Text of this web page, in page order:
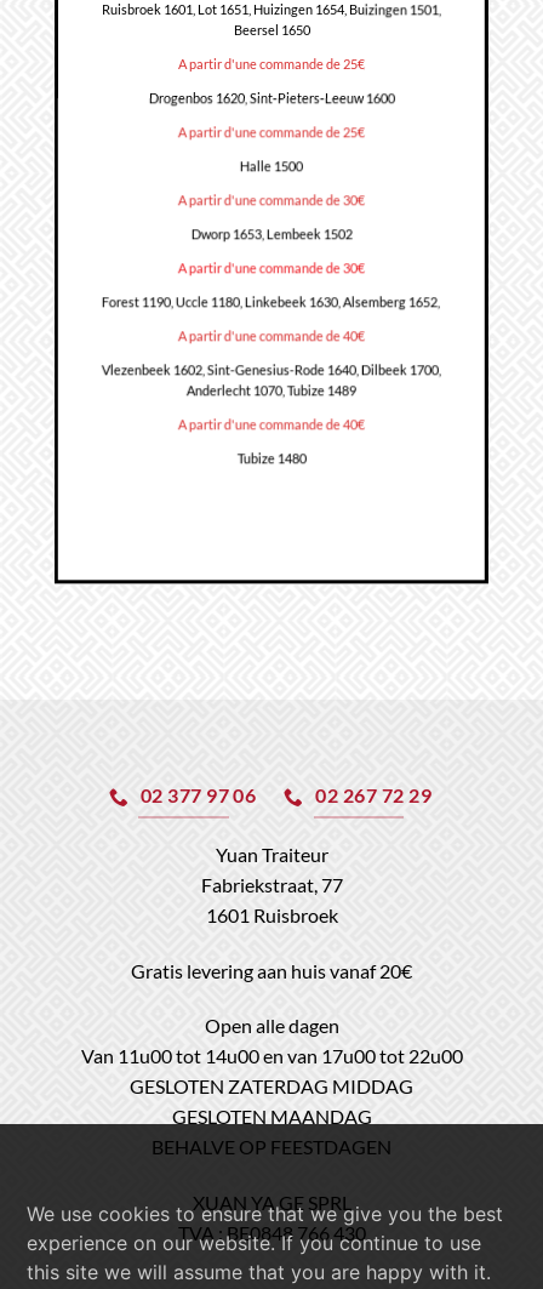
Ruisbroek 1601, Lot 1651, Huizingen 1654, Buizingen 1501,
Beersel 1650
A partir d'une commande de 25€
Drogenbos 1620, Sint-Pieters-Leeuw 1600
A partir d'une commande de 25€
Halle 1500
A partir d'une commande de 30€
Dworp 1653, Lembeek 1502
A partir d'une commande de 30€
Forest 1190, Uccle 1180, Linkebeek 1630, Alsemberg 1652,
A partir d'une commande de 40€
Vlezenbeek 1602, Sint-Genesius-Rode 1640, Dilbeek 1700,
Anderlecht 1070, Tubize 1489
A partir d'une commande de 40€
Tubize 1480
02 377 97 06 02 267 72 29
Yuan Traiteur
Fabriekstraat, 77
1601 Ruisbroek
Gratis levering aan huis vanaf 20€
Open alle dagen
Van 11u00 tot 14u00 en van 17u00 tot 22u00
GESLOTEN ZATERDAG MIDDAG
GESLOTEN MAANDAG
BEHALVE OP FEESTDAGEN
XUAN YA GE SPRL
TVA : BE0848 766 430
We use cookies to ensure that we give you the best
experience on our website. If you continue to use
this site we will assume that you are happy with it.